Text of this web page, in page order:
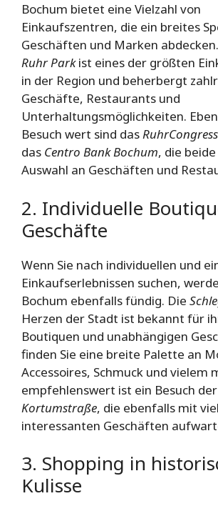
Bochum bietet eine Vielzahl von
Einkaufszentren, die ein breites
Geschäften und Marken
Ruhr Parkist eines der größten
in der Region und beherbergt
Geschäfte, Restaurants und
Unterhaltungsmöglichkeiten.
Besuch wert sind das
das Centro Bank Bochum, die
Auswahl an Geschäften und
2. Individuelle
Geschäfte
Wenn Sie nach individuellen und
Einkaufserlebnissen suchen,
Bochum ebenfalls fündig. Die
Herzen der Stadt ist bekannt für
Boutiquen und unabhängigen
finden Sie eine breite Palette an
Accessoires, Schmuck und vielem
empfehlenswert ist ein Besuch der
Kortumstraße, die ebenfalls mit
interessanten Geschäften
3. Shopping in
Kulisse